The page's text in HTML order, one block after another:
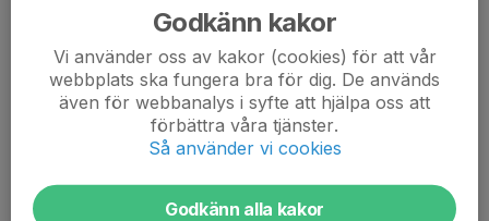
Refererat av Axel Vickman, tävlingsledare
Dela nyhet
26 jun, 15:58
Godkänn kakor
Vi använder oss av kakor (cookies) för att vår
webbplats ska fungera bra för dig. De används
även för webbanalys i syfte att hjälpa oss att
förbättra våra tjänster.
Så använder vi cookies
Godkänn alla kakor